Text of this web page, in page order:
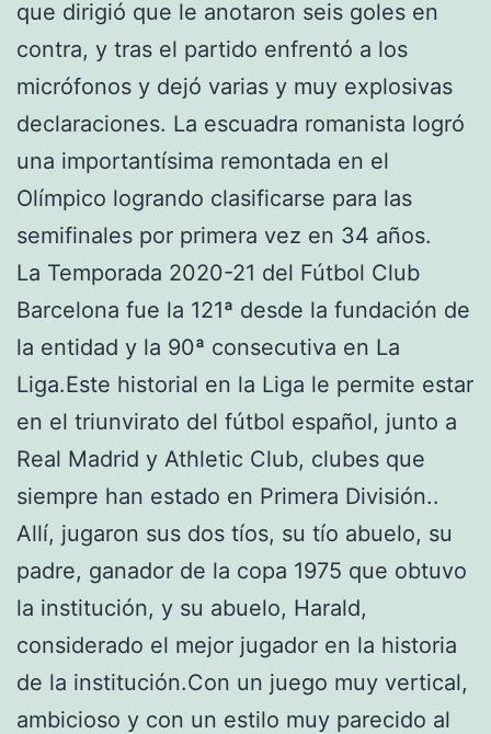
que dirigió que le anotaron seis goles en
contra, y tras el partido enfrentó a los
micrófonos y dejó varias y muy explosivas
declaraciones. La escuadra romanista logró
una importantísima remontada en el
Olímpico logrando clasificarse para las
semifinales por primera vez en 34 años.
La Temporada 2020-21 del Fútbol Club
Barcelona fue la 121ª desde la fundación de
la entidad y la 90ª consecutiva en La
Liga.Este historial en la Liga le permite estar
en el triunvirato del fútbol español, junto a
Real Madrid y Athletic Club, clubes que
siempre han estado en Primera División..
Allí, jugaron sus dos tíos, su tío abuelo, su
padre, ganador de la copa 1975 que obtuvo
la institución, y su abuelo, Harald,
considerado el mejor jugador en la historia
de la institución.Con un juego muy vertical,
ambicioso y con un estilo muy parecido al